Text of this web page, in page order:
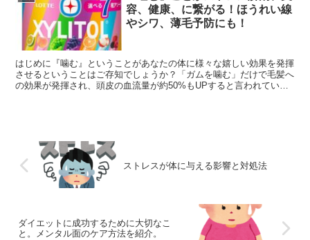
容、健康、に繋がる！ほうれい線
やシワ、薄毛予防にも！
はじめに『噛む』ということがあなたの体に様々な嬉しい効果を発揮
させるということはご存知でしょうか？「ガムを噛む」だけで毛髪へ
の効果が発揮され、頭皮の血流量が約50%もUPすると言われていま
ストレスが体に与える影響と対処法
ダイエットに成功するために大切なこ
と。メンタル面のケア方法を紹介。